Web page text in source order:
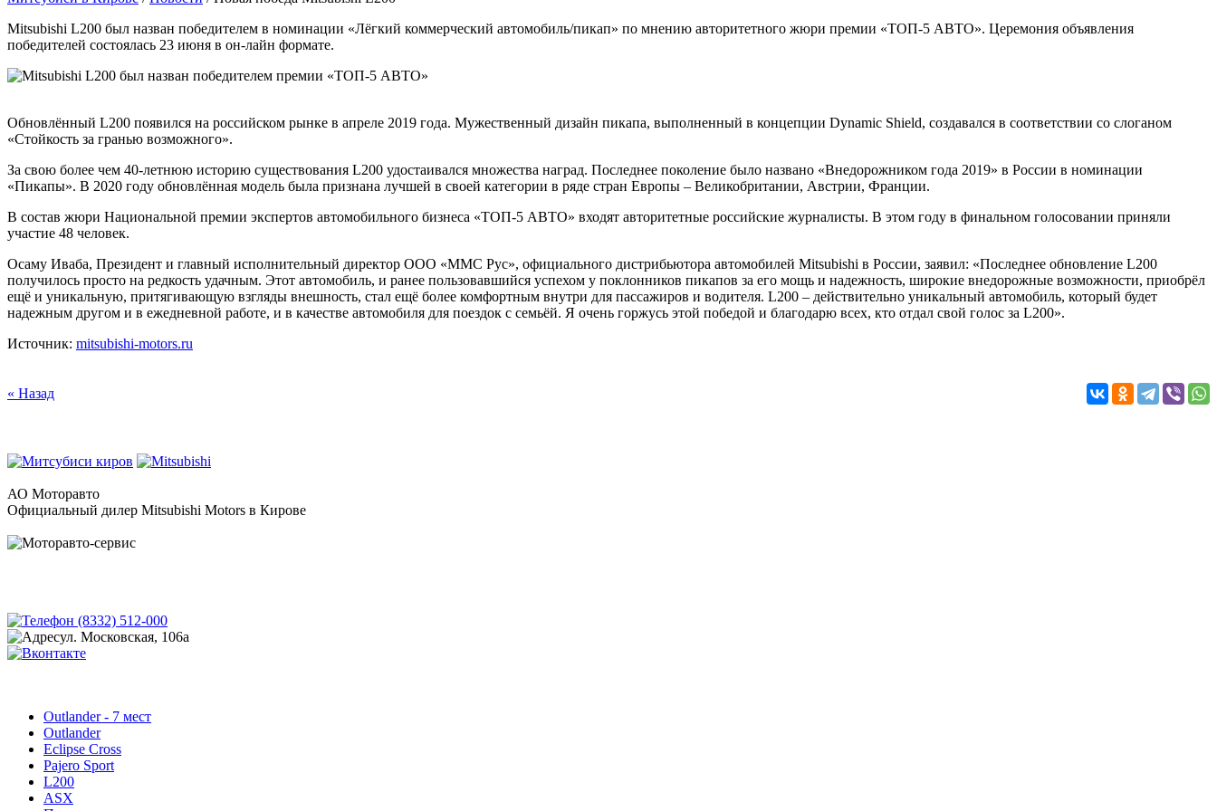
Mitsubishi L200 был назван победителем в номинации «Лёгкий коммерческий автомобиль/пикап» по мнению авторитетного жюри премии «ТОП-5 АВТО». Церемония объявления
победителей состоялась 23 июня в он-лайн формате.
Обновлённый L200 появился на российском рынке в апреле 2019 года. Мужественный дизайн пикапа, выполненный в концепции Dynamic Shield, создавался в соответствии со слоганом
«Стойкость за гранью возможного».
За свою более чем 40-летнюю историю существования L200 удостаивался множества наград. Последнее поколение было названо «Внедорожником года 2019» в России в номинации
«Пикапы». В 2020 году обновлённая модель была признана лучшей в своей категории в ряде стран Европы – Великобритании, Австрии, Франции.
В состав жюри Национальной премии экспертов автомобильного бизнеса «ТОП-5 АВТО» входят авторитетные российские журналисты. В этом году в финальном голосовании приняли
участие 48 человек.
Осаму Иваба, Президент и главный исполнительный директор ООО «ММС Рус», официального дистрибьютора автомобилей Mitsubishi в России, заявил: «Последнее обновление L200
получилось просто на редкость удачным. Этот автомобиль, и ранее пользовавшийся успехом у поклонников пикапов за его мощь и надежность, широкие внедорожные возможности, приобрёл
ещё и уникальную, притягивающую взгляды внешность, стал ещё более комфортным внутри для пассажиров и водителя. L200 – действительно уникальный автомобиль, который будет
надежным другом и в ежедневной работе, и в качестве автомобиля для поездок с семьёй. Я очень горжусь этой победой и благодарю всех, кто отдал свой голос за L200».
Источник: mitsubishi-motors.ru
« Назад
АО Моторавто
Официальный дилер Mitsubishi Motors в Кирове
(8332) 512-000
ул. Московская, 106а
Outlander - 7 мест
Outlander
Eclipse Cross
Pajero Sport
L200
ASX